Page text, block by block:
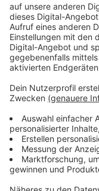
Radfahrer. Der
rechtzeitig
die Autotür, die
und stürzte. Er
Anzeige